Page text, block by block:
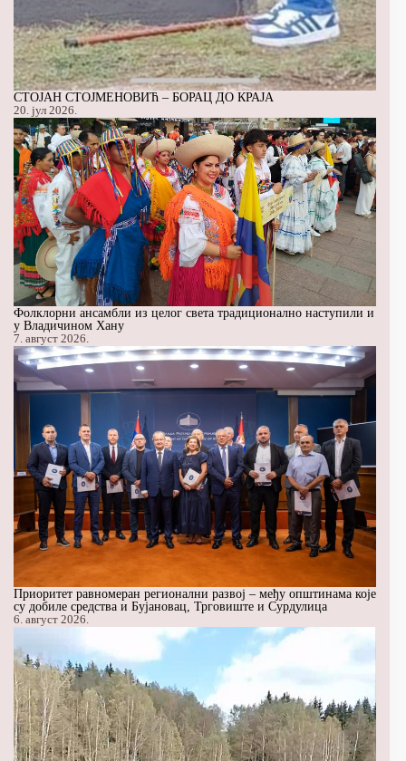
СТОЈАН СТОЈМЕНОВИЋ – БОРАЦ ДО КРАЈА
20. јул 2026.
Фолклорни ансамбли из целог света традиционално наступили и
у Владичином Хану
7. август 2026.
Приоритет равномеран регионални развој – међу општинама које
су добиле средства и Бујановац, Трговиште и Сурдулица
6. август 2026.